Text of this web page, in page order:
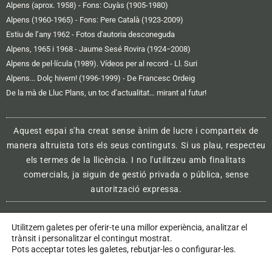
Alpens (aprox. 1958) - Fons: Cuyàs (1905-1980)
Alpens (1960-1965) - Fons: Pere Català (1923-2009)
Estiu de l’any 1962 - Fotos d'autoria desconeguda
Alpens, 1965 i 1968 - Jaume Sesé Rovira (1924−2008)
Alpens de pel·lícula (1989). Vídeos per al record - Ll. Suri
Alpens... Dolç hivern! (1996-1999) - De Francesc Ordeig
De la mà de Lluc Plans, un toc d’actualitat… mirant al futur!
Aquest espai s'ha creat sense ànim de lucre i comparteix de
manera altruista tots els seus continguts. Si us plau, respecteu
els termes de la llicència. I no l'utilitzeu amb finalitats
comercials, ja siguin de gestió privada o pública, sense
autorització expressa.
Avís legal i política de privacitat
Utilitzem galetes per oferir-te una millor experiència, analitzar el
trànsit i personalitzar el contingut mostrat.
Pots acceptar totes les galetes, rebutjar-les o configurar-les.